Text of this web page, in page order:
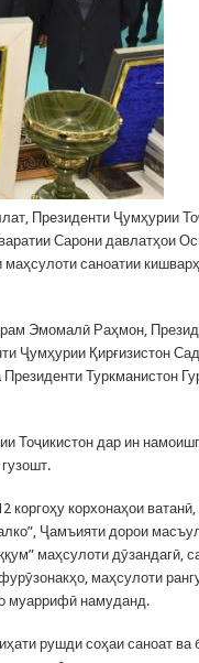
Президенти Ҷумҳурии
Сарони давлатҳои
саноатии
Эмомалӣ Раҳмон,
Ҷумҳурии Қирғизистон
Туркманистон
Тоҷикистон дар ин
коргоҳу корхонаҳои
Ҷамъияти дорои
маҳсулоти дӯзандагӣ,
маҳсулоти
муаррифӣ намуданд.
рушди соҳаи саноат ва